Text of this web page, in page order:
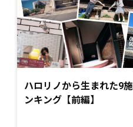
ハロリノから生まれた9
ンキング【前編】